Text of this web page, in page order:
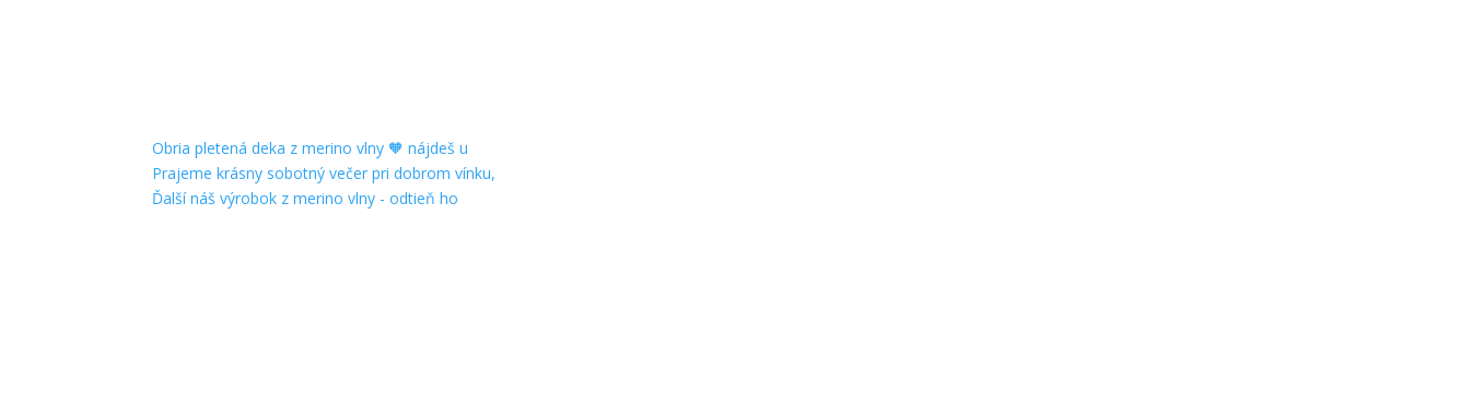
Obria pletená deka z merino vlny 🧡 nájdeš u
Prajeme krásny sobotný večer pri dobrom vínku,
Ďalší náš výrobok z merino vlny - odtieň ho